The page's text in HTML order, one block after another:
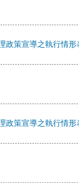
政策宣導之執行情形
政策宣導之執行情形